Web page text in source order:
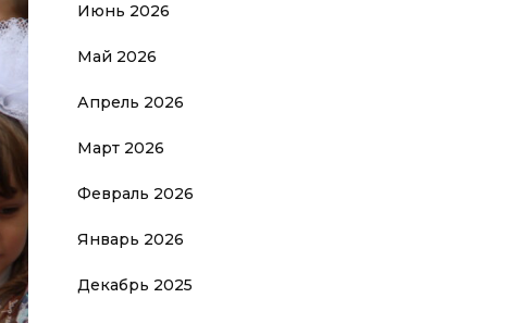
Июнь 2026
Май 2026
Апрель 2026
Март 2026
Февраль 2026
Январь 2026
Декабрь 2025